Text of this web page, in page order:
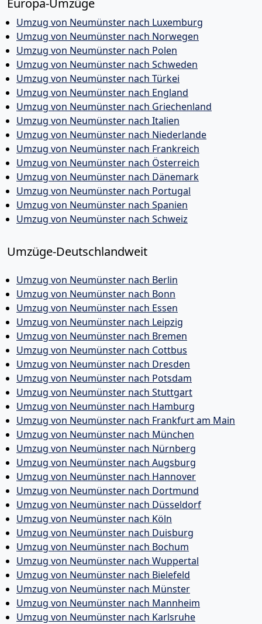
Europa-Umzüge
Umzug von Neumünster nach Luxemburg
Umzug von Neumünster nach Norwegen
Umzug von Neumünster nach Polen
Umzug von Neumünster nach Schweden
Umzug von Neumünster nach Türkei
Umzug von Neumünster nach England
Umzug von Neumünster nach Griechenland
Umzug von Neumünster nach Italien
Umzug von Neumünster nach Niederlande
Umzug von Neumünster nach Frankreich
Umzug von Neumünster nach Österreich
Umzug von Neumünster nach Dänemark
Umzug von Neumünster nach Portugal
Umzug von Neumünster nach Spanien
Umzug von Neumünster nach Schweiz
Umzüge-Deutschlandweit
Umzug von Neumünster nach Berlin
Umzug von Neumünster nach Bonn
Umzug von Neumünster nach Essen
Umzug von Neumünster nach Leipzig
Umzug von Neumünster nach Bremen
Umzug von Neumünster nach Cottbus
Umzug von Neumünster nach Dresden
Umzug von Neumünster nach Potsdam
Umzug von Neumünster nach Stuttgart
Umzug von Neumünster nach Hamburg
Umzug von Neumünster nach Frankfurt am Main
Umzug von Neumünster nach München
Umzug von Neumünster nach Nürnberg
Umzug von Neumünster nach Augsburg
Umzug von Neumünster nach Hannover
Umzug von Neumünster nach Dortmund
Umzug von Neumünster nach Düsseldorf
Umzug von Neumünster nach Köln
Umzug von Neumünster nach Duisburg
Umzug von Neumünster nach Bochum
Umzug von Neumünster nach Wuppertal
Umzug von Neumünster nach Bielefeld
Umzug von Neumünster nach Münster
Umzug von Neumünster nach Mannheim
Umzug von Neumünster nach Karlsruhe